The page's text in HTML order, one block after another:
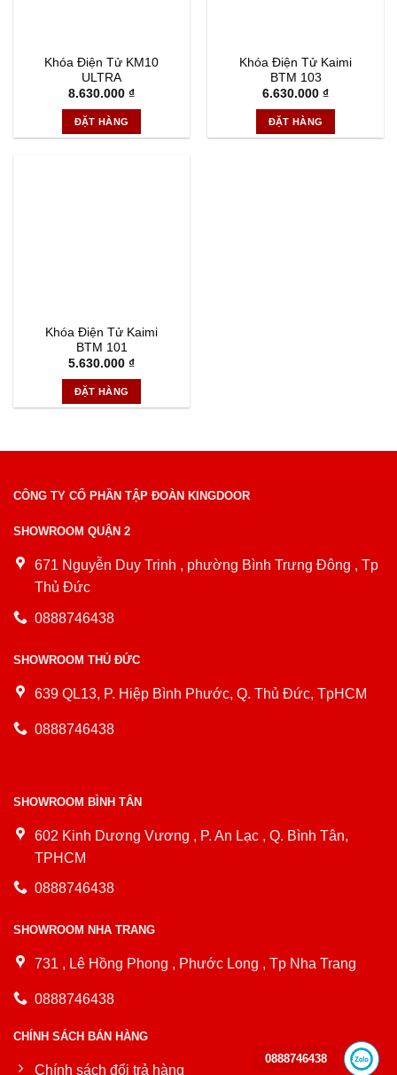
Khóa Điện Tử KM10
ULTRA
8.630.000 ₫
ĐẶT HÀNG
Khóa Điện Tử Kaimi
BTM 103
6.630.000 ₫
ĐẶT HÀNG
Khóa Điện Tử Kaimi
BTM 101
5.630.000 ₫
ĐẶT HÀNG
CÔNG TY CỔ PHẦN TẬP ĐOÀN KINGDOOR
SHOWROOM QUẬN 2
671 Nguyễn Duy Trinh , phường Bình Trưng Đông , Tp
Thủ Đức
0888746438
SHOWROOM THỦ ĐỨC
639 QL13, P. Hiệp Bình Phước, Q. Thủ Đức, TpHCM
0888746438
SHOWROOM BÌNH TÂN
602 Kinh Dương Vương , P. An Lạc , Q. Bình Tân,
TPHCM
0888746438
SHOWROOM NHA TRANG
731 , Lê Hồng Phong , Phước Long , Tp Nha Trang
0888746438
CHÍNH SÁCH BÁN HÀNG
Chính sách đổi trả hàng
0888746438